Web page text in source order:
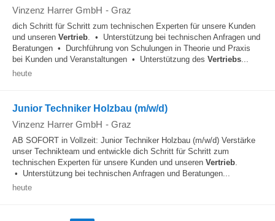
Vinzenz Harrer GmbH - Graz
dich Schritt für Schritt zum technischen Experten für unsere Kunden
und unseren Vertrieb. • Unterstützung bei technischen Anfragen und
Beratungen • Durchführung von Schulungen in Theorie und Praxis
bei Kunden und Veranstaltungen • Unterstützung des Vertriebs...
heute
Junior Techniker Holzbau (m/w/d)
Vinzenz Harrer GmbH - Graz
AB SOFORT in Vollzeit: Junior Techniker Holzbau (m/w/d) Verstärke
unser Technikteam und entwickle dich Schritt für Schritt zum
technischen Experten für unsere Kunden und unseren Vertrieb.
• Unterstützung bei technischen Anfragen und Beratungen...
heute